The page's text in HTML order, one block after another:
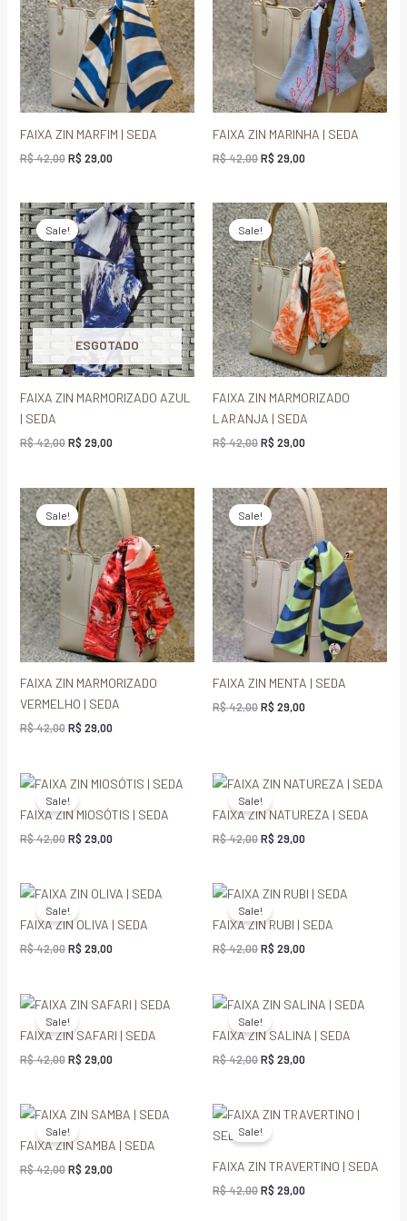
FAIXA ZIN MARFIM | SEDA
R$42,00 R$ 29,00
FAIXA ZIN MARINHA | SEDA
R$42,00R$ 29,00
ESGOTADO
Sale!
FAIXA ZIN MARMORIZADO AZUL
| SEDA
R$42,00
O
preço
original
era:
R$ 42,00.
R$ 29,00
O
preço
atual
é:
R$ 29,00.
Sale!
FAIXA ZIN MARMORIZADO
LARANJA | SEDA
R$42,00
O
preço
original
era:
R$ 42,00.
R$ 29,00
O
preço
atual
é:
R$ 29,00.
Sale!
FAIXA ZIN MARMORIZADO
VERMELHO | SEDA
R$42,00
O
preço
original
era:
R$ 42,00.
R$ 29,00
O
preço
atual
é:
R$ 29,00.
Sale!
FAIXA ZIN MENTA | SEDA
R$42,00
O
preço
original
era:
R$ 42,00.
R$ 29,00
O
preço
atual
é:
R$ 29,00.
Sale!
FAIXA ZIN MIOSÓTIS | SEDA
R$42,00
O
original
era:
R$ 42,00.
R$ 29,00
O
atual
é:
R$ 29,00.
Sale!
FAIXA ZIN NATUREZA | SEDA
R$42,00
O
original
era:
R$ 42,00.
R$ 29,00
O
atual
é:
R$ 29,00.
Sale!
FAIXA ZIN OLIVA | SEDA
R$42,00
O
original
era:
R$ 42,00.
R$ 29,00
O
preço
atual
é:
R$ 29,00.
Sale!
FAIXA ZIN RUBI | SEDA
R$42,00
O
original
era:
R$ 42,00.
R$ 29,00
O
preço
atual
é:
R$ 29,00.
Sale!
FAIXA ZIN SAFARI | SEDA
R$42,00
O
original
era:
R$ 42,00.
R$ 29,00
O
preço
atual
é:
R$ 29,00.
Sale!
FAIXA ZIN SALINA | SEDA
R$42,00
O
original
era:
R$ 42,00.
R$ 29,00
O
preço
atual
é:
R$ 29,00.
Sale!
FAIXA ZIN SAMBA | SEDA
R$42,00
O
original
era:
R$ 42,00.
R$ 29,00
O
preço
atual
é:
R$ 29,00.
Sale!
FAIXA ZIN TRAVERTINO | SEDA
R$42,00
O
original
R$ 42,00.
R$ 29,00
O
R$ 29,00.